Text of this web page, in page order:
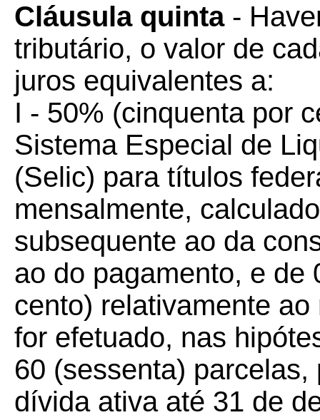
Cláusula quinta-
tributário, o valor de
juros equivalentes a:
I - 50% (cinquenta por
Sistema Especial de
(Selic) para títulos
mensalmente,
subsequente ao da
ao do pagamento, e de
cento) relativamente
for efetuado, nas
60 (sessenta)
dívida ativa até 31 de